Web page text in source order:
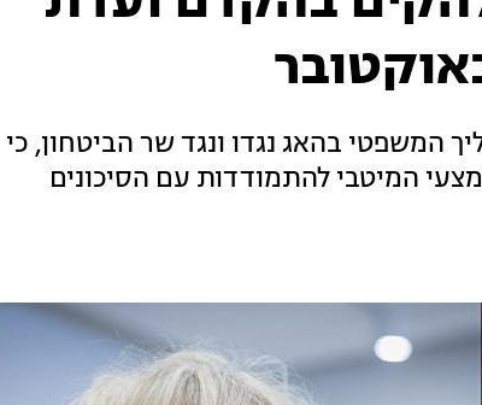
בהאג נגדו ונגד שר הביטחון, כי
המיטבי להתמודדות עם הסיכונים